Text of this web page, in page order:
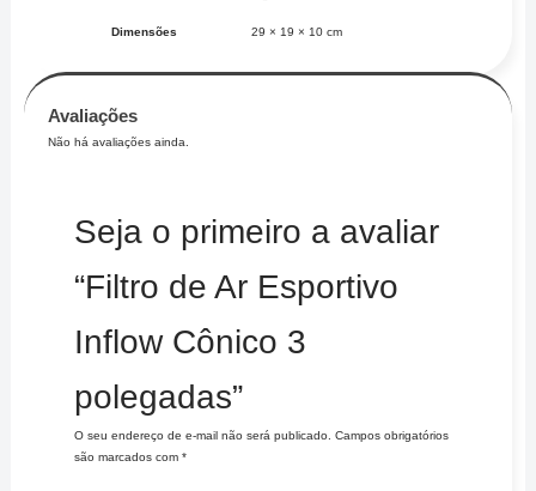
Dimensões 29 × 19 × 10 cm
Avaliações
Não há avaliações ainda.
Seja o primeiro a avaliar
“Filtro de Ar Esportivo
Inflow Cônico 3
polegadas”
O seu endereço de e-mail não será publicado.
Campos obrigatórios
são marcados com *